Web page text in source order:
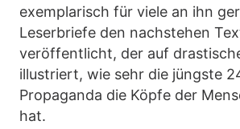
exemplarisch für viele an ihn
Leserbriefe den nachstehen
veröffentlicht, der auf
illustriert, wie sehr die jüngste
Propaganda die Köpfe der
hat.